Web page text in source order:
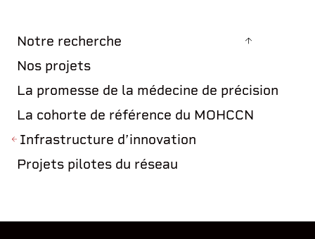
Notre recherche
Nos projets
La promesse de la médecine de précision
La cohorte de référence du MOHCCN
Infrastructure d’innovation
Projets pilotes du réseau